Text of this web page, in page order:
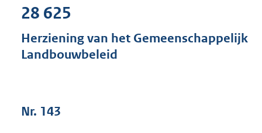
s
28 625
Herziening van het Gemeenschappelijk
Landbouwbeleid
Nr. 143